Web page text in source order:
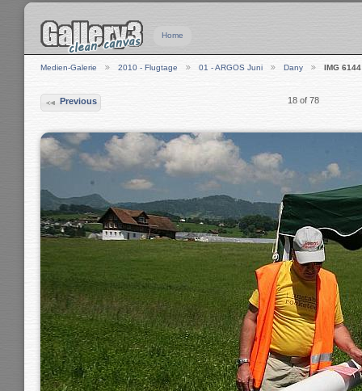
Home
Medien-Galerie 2010 - Flugtage 01 - ARGOS Juni Dany IMG 6144
Previous 18 of 78